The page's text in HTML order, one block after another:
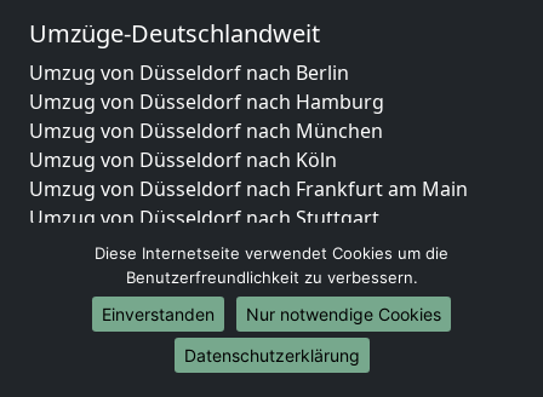
Umzüge-Deutschlandweit
Umzug von Düsseldorf nach Berlin
Umzug von Düsseldorf nach Hamburg
Umzug von Düsseldorf nach München
Umzug von Düsseldorf nach Köln
Umzug von Düsseldorf nach Frankfurt am Main
Umzug von Düsseldorf nach Stuttgart
Umzug von Düsseldorf nach Düsseldorf
Umzug von Düsseldorf nach Leipzig
Umzug von Düsseldorf nach Dortmund
Umzug von Düsseldorf nach Essen
Umzug von Düsseldorf nach Bremen
Diese Internetseite verwendet Cookies um die
Benutzerfreundlichkeit zu verbessern.
Einverstanden
Nur notwendige Cookies
Datenschutzerklärung